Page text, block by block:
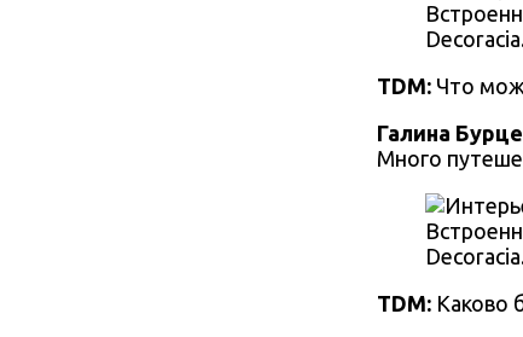
TDM: Что
Галина
Много
TDM: Каково